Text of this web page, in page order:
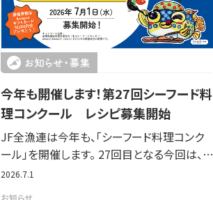
今年も開催します！第27回シーフード料
理コンクール レシピ募集開始
JF全漁連は今年も、「シーフード料理コンク
ール」を開催します。 27回目となる今回は、…
2026.7.1
お知らせ